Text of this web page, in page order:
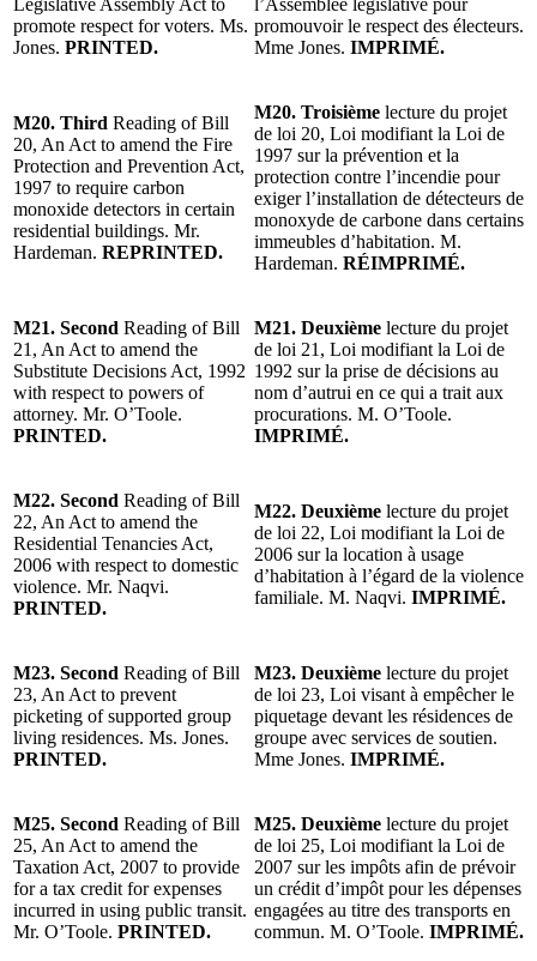
promote respect for voters. Ms.
Jones. PRINTED.
promouvoir le respect des électeurs.
Mme Jones. IMPRIMÉ.
M20. Third Reading of Bill
20, An Act to amend the Fire
Protection and Prevention Act,
1997 to require carbon
monoxide detectors in certain
residential buildings. Mr.
Hardeman. REPRINTED.
M20. Troisième lecture du projet
de loi 20, Loi modifiant la Loi de
1997 sur la prévention et la
protection contre l’incendie pour
exiger l’installation de détecteurs de
monoxyde de carbone dans certains
immeubles d’habitation. M.
Hardeman. RÉIMPRIMÉ.
M21. Second Reading of Bill
21, An Act to amend the
Substitute Decisions Act, 1992
with respect to powers of
attorney. Mr. O’Toole.
PRINTED.
M21. Deuxième lecture du projet
de loi 21, Loi modifiant la Loi de
1992 sur la prise de décisions au
nom d’autrui en ce qui a trait aux
procurations. M. O’Toole.
IMPRIMÉ.
M22. Second Reading of Bill
22, An Act to amend the
Residential Tenancies Act,
2006 with respect to domestic
violence. Mr. Naqvi.
PRINTED.
M22. Deuxième lecture du projet
de loi 22, Loi modifiant la Loi de
2006 sur la location à usage
d’habitation à l’égard de la violence
familiale. M. Naqvi. IMPRIMÉ.
M23. Second Reading of Bill
23, An Act to prevent
picketing of supported group
living residences. Ms. Jones.
PRINTED.
M23. Deuxième lecture du projet
de loi 23, Loi visant à empêcher le
piquetage devant les résidences de
groupe avec services de soutien.
Mme Jones. IMPRIMÉ.
M25. Second Reading of Bill
25, An Act to amend the
Taxation Act, 2007 to provide
for a tax credit for expenses
incurred in using public transit.
Mr. O’Toole. PRINTED.
M25. Deuxième lecture du projet
de loi 25, Loi modifiant la Loi de
2007 sur les impôts afin de prévoir
un crédit d’impôt pour les dépenses
engagées au titre des transports en
commun. M. O’Toole. IMPRIMÉ.